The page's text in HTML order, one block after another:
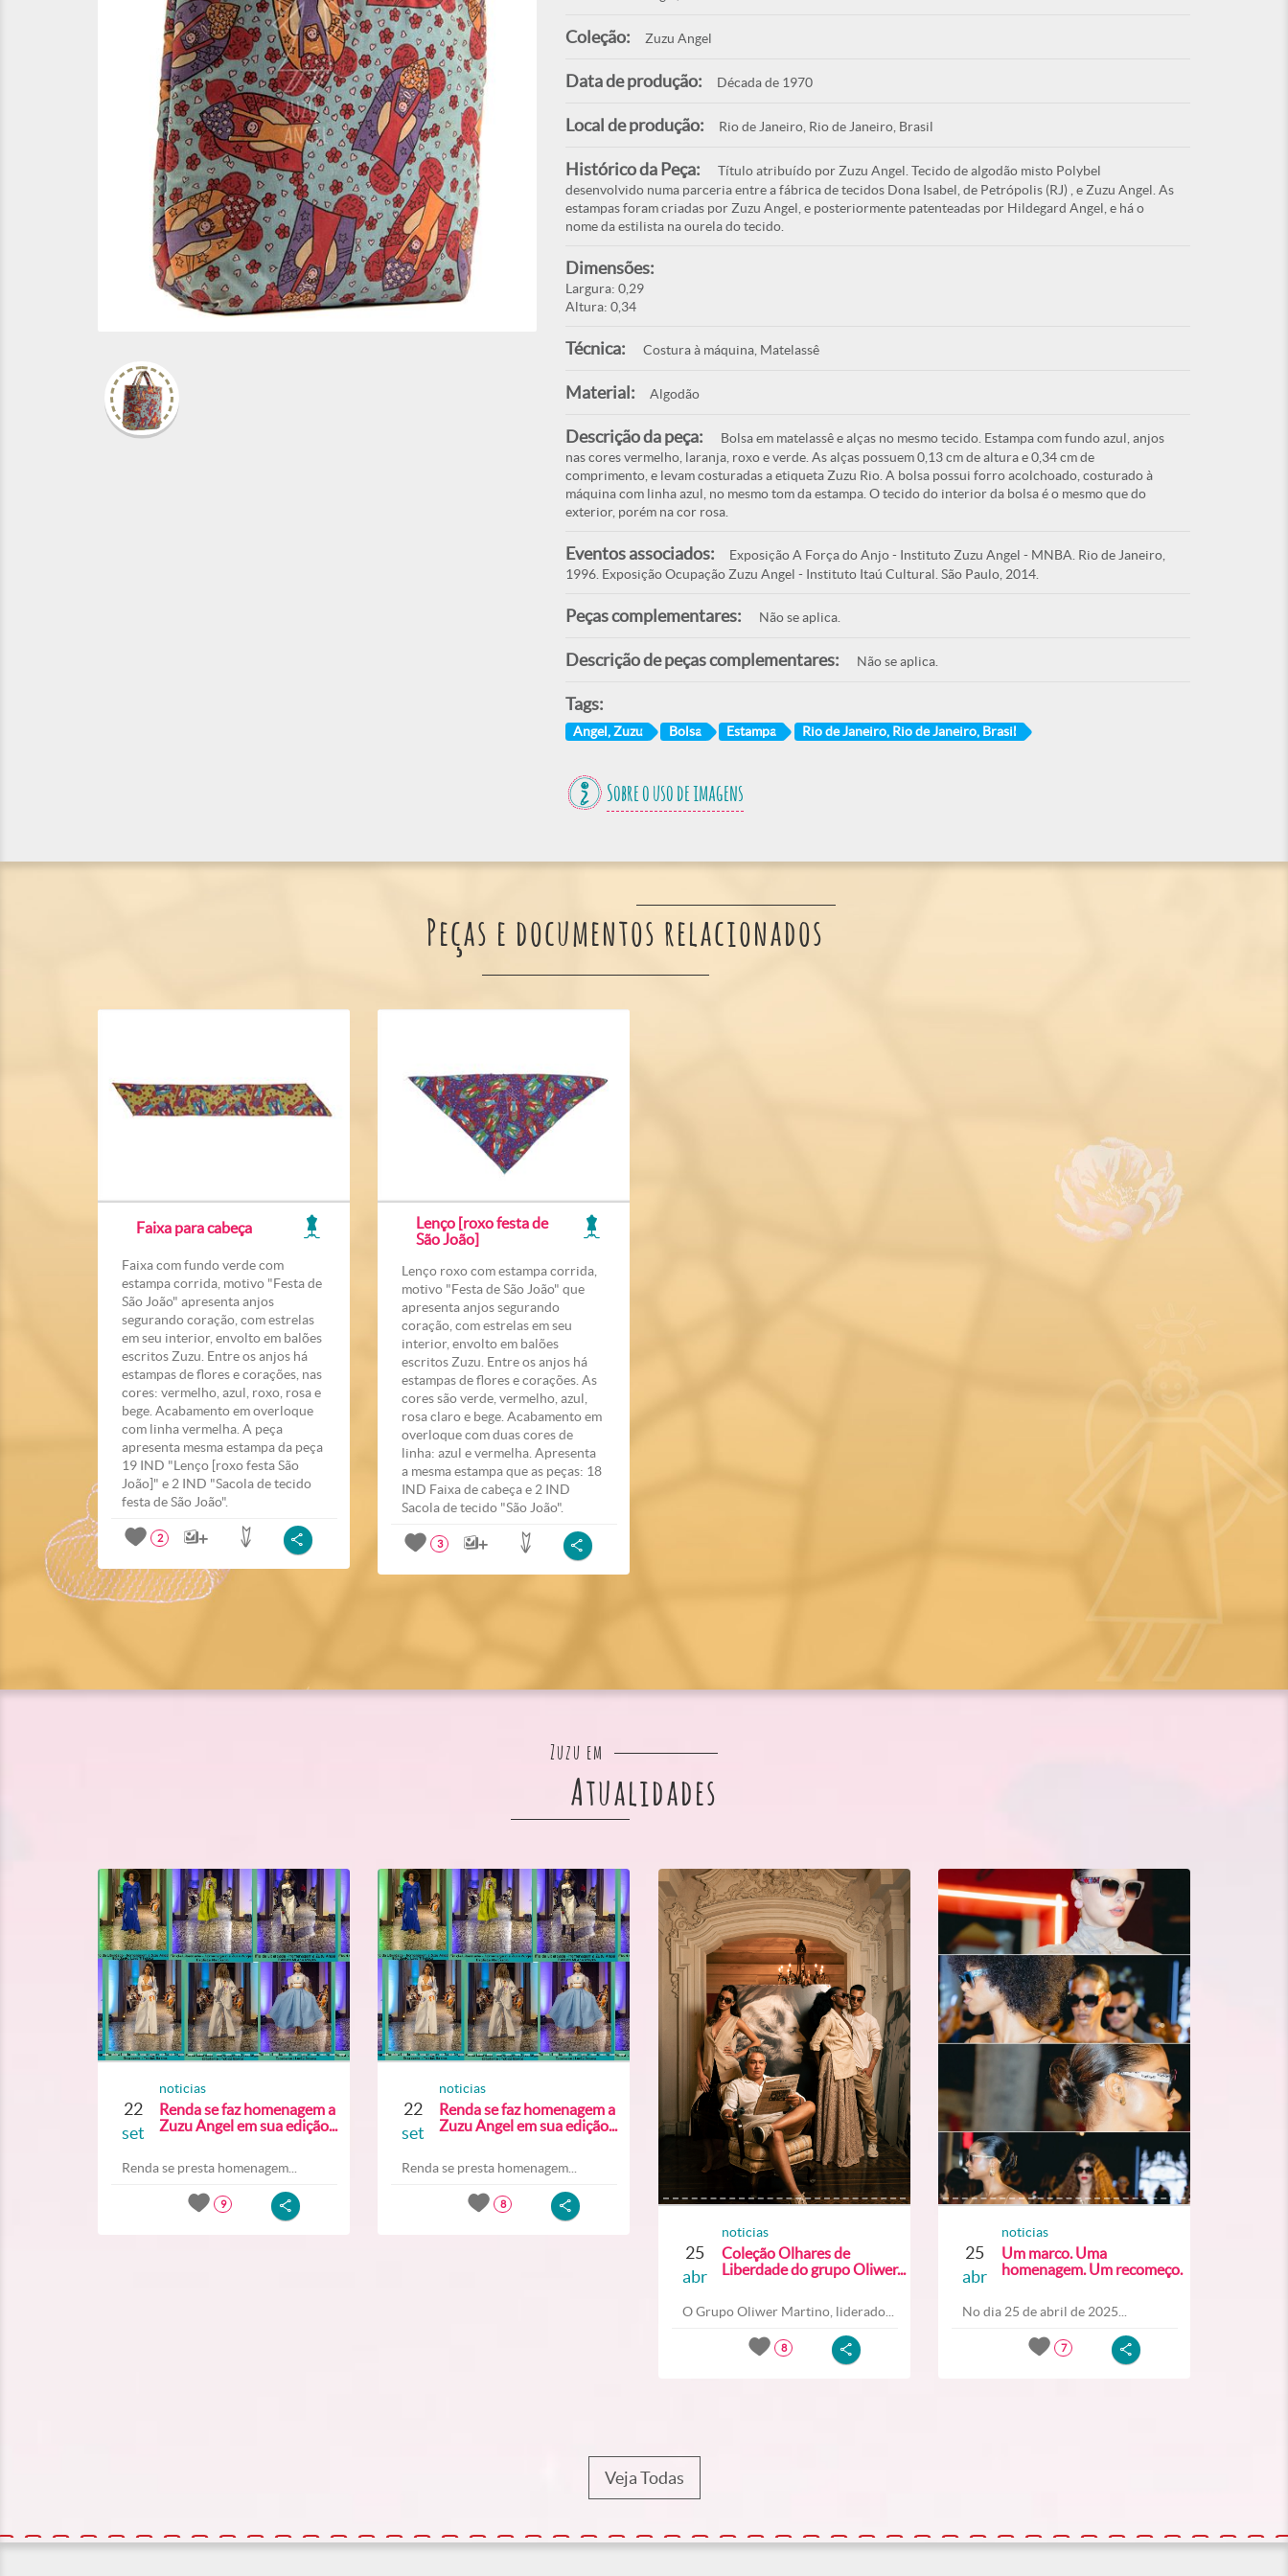
Coleção: Zuzu Angel
Data de produção: Década de 1970
Local de produção: Rio de Janeiro, Rio de Janeiro, Brasil
Histórico da Peça:
Título atribuído por Zuzu Angel. Tecido de algodão misto Polybel
desenvolvido numa parceria entre a fábrica de tecidos Dona Isabel, de Petrópolis (RJ) , e Zuzu Angel. As
estampas foram criadas por Zuzu Angel, e posteriormente patenteadas por Hildegard Angel, e há o
nome da estilista na ourela do tecido.
Dimensões:
Largura: 0,29
Altura: 0,34
Técnica: Costura à máquina, Matelassê
Material: Algodão
Descrição da peça:
Bolsa em matelassê e alças no mesmo tecido. Estampa com fundo azul, anjos
nas cores vermelho, laranja, roxo e verde. As alças possuem 0,13 cm de altura e 0,34 cm de
comprimento, e levam costuradas a etiqueta Zuzu Rio. A bolsa possui forro acolchoado, costurado à
máquina com linha azul, no mesmo tom da estampa. O tecido do interior da bolsa é o mesmo que do
exterior, porém na cor rosa.
Eventos associados:
Exposição A Força do Anjo - Instituto Zuzu Angel - MNBA. Rio de Janeiro,
1996. Exposição Ocupação Zuzu Angel - Instituto Itaú Cultural. São Paulo, 2014.
Peças complementares: Não se aplica.
Descrição de peças complementares: Não se aplica.
Tags:
Angel, Zuzu Bolsa Estampa Rio de Janeiro, Rio de Janeiro, Brasil
Sobre o uso de imagens
Peças e documentos relacionados
Faixa para cabeça
Faixa com fundo verde com
estampa corrida, motivo "Festa de
São João" apresenta anjos
segurando coração, com estrelas
em seu interior, envolto em balões
escritos Zuzu. Entre os anjos há
estampas de flores e corações, nas
cores: vermelho, azul, roxo, rosa e
bege. Acabamento em overloque
com linha vermelha. A peça
apresenta mesma estampa da peça
19 IND "Lenço [roxo festa São
João]" e 2 IND "Sacola de tecido
festa de São João".
2
Lenço [roxo festa de
São João]
Lenço roxo com estampa corrida,
motivo "Festa de São João" que
apresenta anjos segurando
coração, com estrelas em seu
interior, envolto em balões
escritos Zuzu. Entre os anjos há
estampas de flores e corações. As
cores são verde, vermelho, azul,
rosa claro e bege. Acabamento em
overloque com duas cores de
linha: azul e vermelha. Apresenta
a mesma estampa que as peças: 18
IND Faixa de cabeça e 2 IND
Sacola de tecido "São João".
3
Zuzu em
Atualidades
22
set
noticias
Renda se faz homenagem a
Zuzu Angel em sua edição...
Renda se presta homenagem...
9
22
set
noticias
Renda se faz homenagem a
Zuzu Angel em sua edição...
Renda se presta homenagem...
8
25
abr
noticias
Coleção Olhares de
Liberdade do grupo Oliwer...
O Grupo Oliwer Martino, liderado...
8
25
abr
noticias
Um marco. Uma
homenagem. Um recomeço.
No dia 25 de abril de 2025...
7
Veja Todas